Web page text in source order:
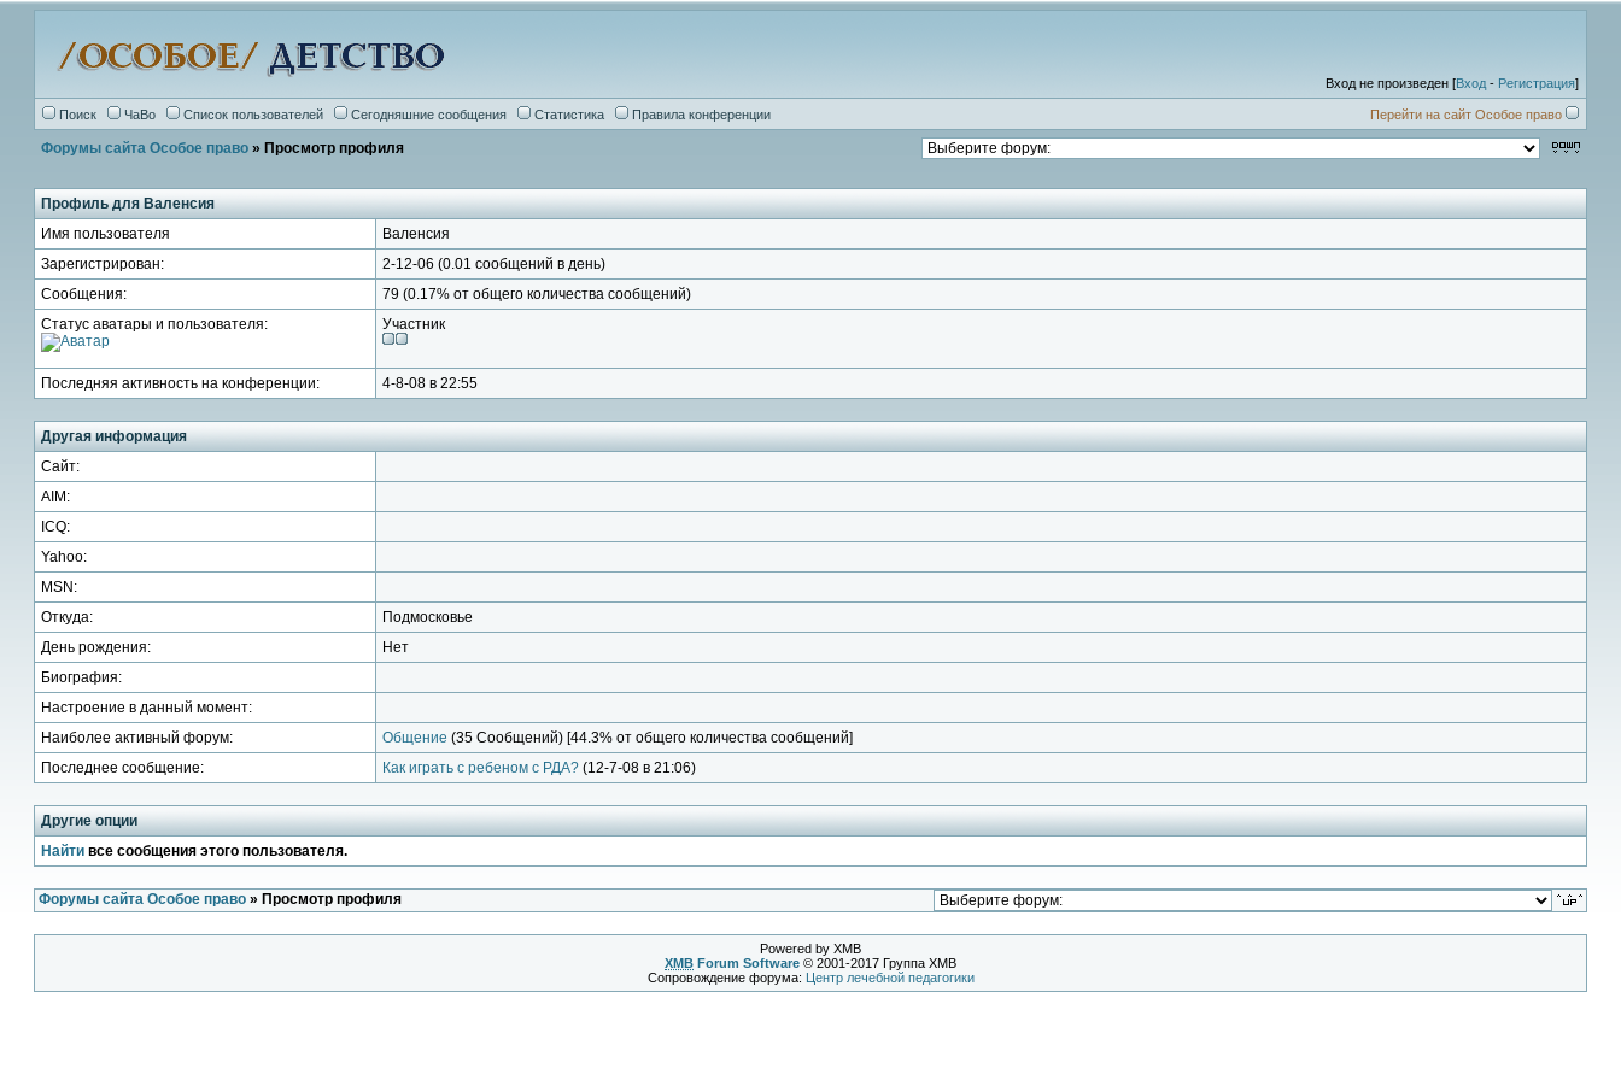
Вход не произведен [Вход - Регистрация]
Поиск ЧаВо Список пользователей Сегодняшние сообщения Статистика Правила конференции Перейти на сайт Особое право
Форумы сайта Особое право » Просмотр профиля
Профиль для Валенсия
Имя пользователя
Валенсия
Зарегистрирован:
2-12-06 (0.01 сообщений в день)
Сообщения:
79 (0.17% от общего количества сообщений)
Статус аватары и пользователя:
Участник
Последняя активность на конференции: 4-8-08 в 22:55
Другая информация
Сайт:
AIM:
ICQ:
Yahoo:
MSN:
Откуда:
Подмосковье
День рождения:
Нет
Биография:
Настроение в данный момент:
Наиболее активный форум:
Общение (35 Сообщений) [44.3% от общего количества сообщений]
Последнее сообщение:
Как играть с ребеном с РДА? (12-7-08 в 21:06)
Другие опции
Найти все сообщения этого пользователя.
Форумы сайта Особое право » Просмотр профиля
Powered by XMB
XMB Forum Software © 2001-2017 Группа XMB
Сопровождение форума: Центр лечебной педагогики